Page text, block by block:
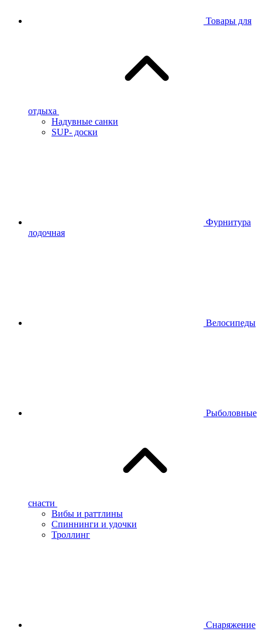
Товары для
отдыха
Надувные санки
SUP- доски
Фурнитура
лодочная
Велосипеды
Рыболовные
снасти
Вибы и раттлины
Спиннинги и удочки
Троллинг
Снаряжение